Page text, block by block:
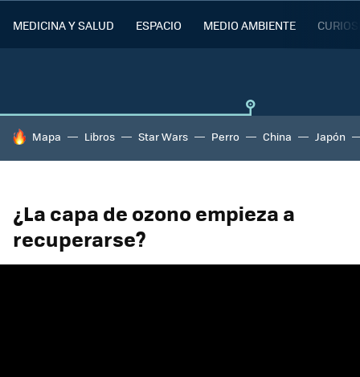
MEDICINA Y SALUD ESPACIO MEDIO AMBIENTE
HOY SE HABLA DE
Mapa Libros Star Wars Perro China Japón
¿La capa de ozono empieza a
recuperarse?